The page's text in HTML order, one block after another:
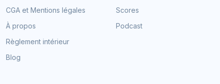
CGA et Mentions légales
À propos
Règlement intérieur
Blog
Scores
Podcast